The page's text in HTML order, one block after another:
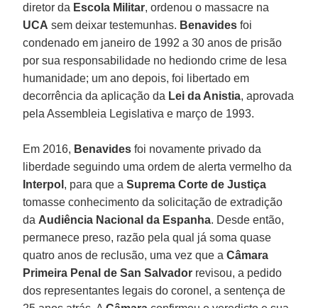
diretor da Escola Militar, ordenou o massacre na
UCA sem deixar testemunhas. Benavides foi
condenado em janeiro de 1992 a 30 anos de prisão
por sua responsabilidade no hediondo crime de lesa
humanidade; um ano depois, foi libertado em
decorrência da aplicação da Lei da Anistia, aprovada
pela Assembleia Legislativa e março de 1993.
Em 2016, Benavides foi novamente privado da
liberdade seguindo uma ordem de alerta vermelho da
Interpol , para que aSuprema Corte de Justiça
tomasse conhecimento da solicitação de extradição
da Audiência Nacional da Espanha. Desde então,
permanece preso, razão pela qual já soma quase
quatro anos de reclusão, uma vez que aCâmara
Primeira Penal de San Salvador revisou, a pedido
dos representantes legais do coronel, a sentença de